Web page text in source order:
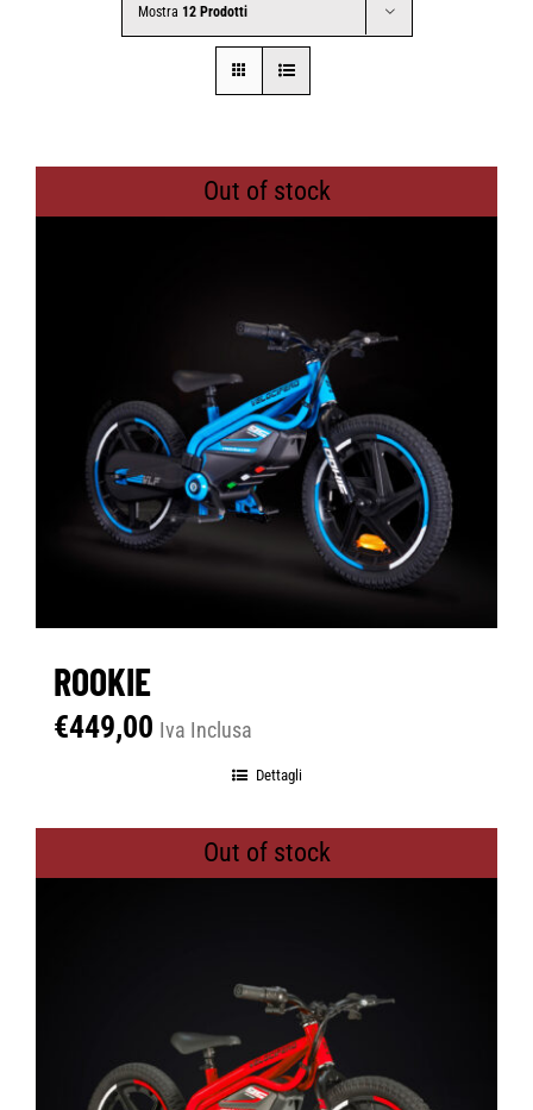
CONTATTI
ACCOUNT
Mostra 12 Prodotti
Out of stock
ROOKIE
€449,00 Iva Inclusa
Dettagli
Out of stock